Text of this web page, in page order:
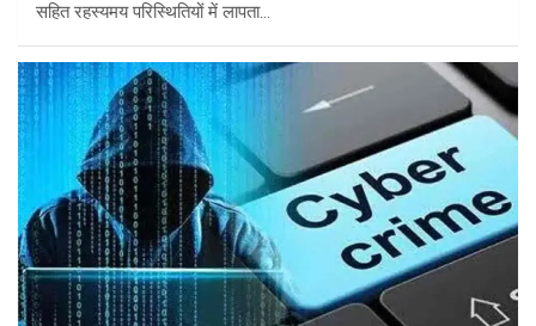
सहित रहस्यमय परिस्थितियों में लापता…